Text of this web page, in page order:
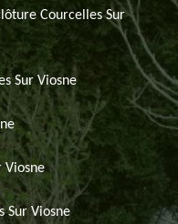
Courcelles Sur
Sur Viosne
Viosne
Sur Viosne